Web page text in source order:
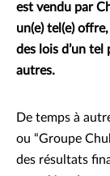
est vendu par
un(e) tel(e)
des lois d’un tel
autres.
De temps à
ou “Groupe
des résultats